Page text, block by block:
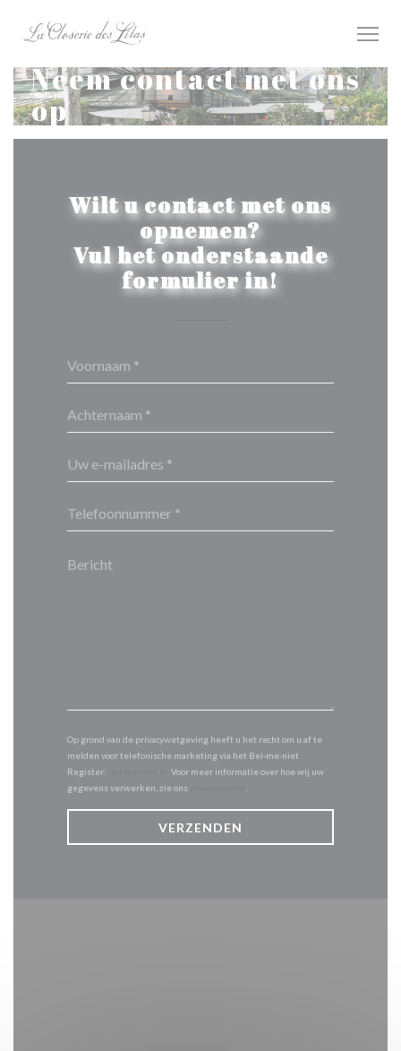
Neem contact met ons
op
Wilt u contact met ons
opnemen?
Vul het onderstaande
formulier in!
Op grond van de privacywetgeving heeft u het recht om u af te
melden voor telefonische marketing via het Bel-me-niet
Register:
. Voor meer informatie over hoe wij uw
gegevens verwerken, zie ons